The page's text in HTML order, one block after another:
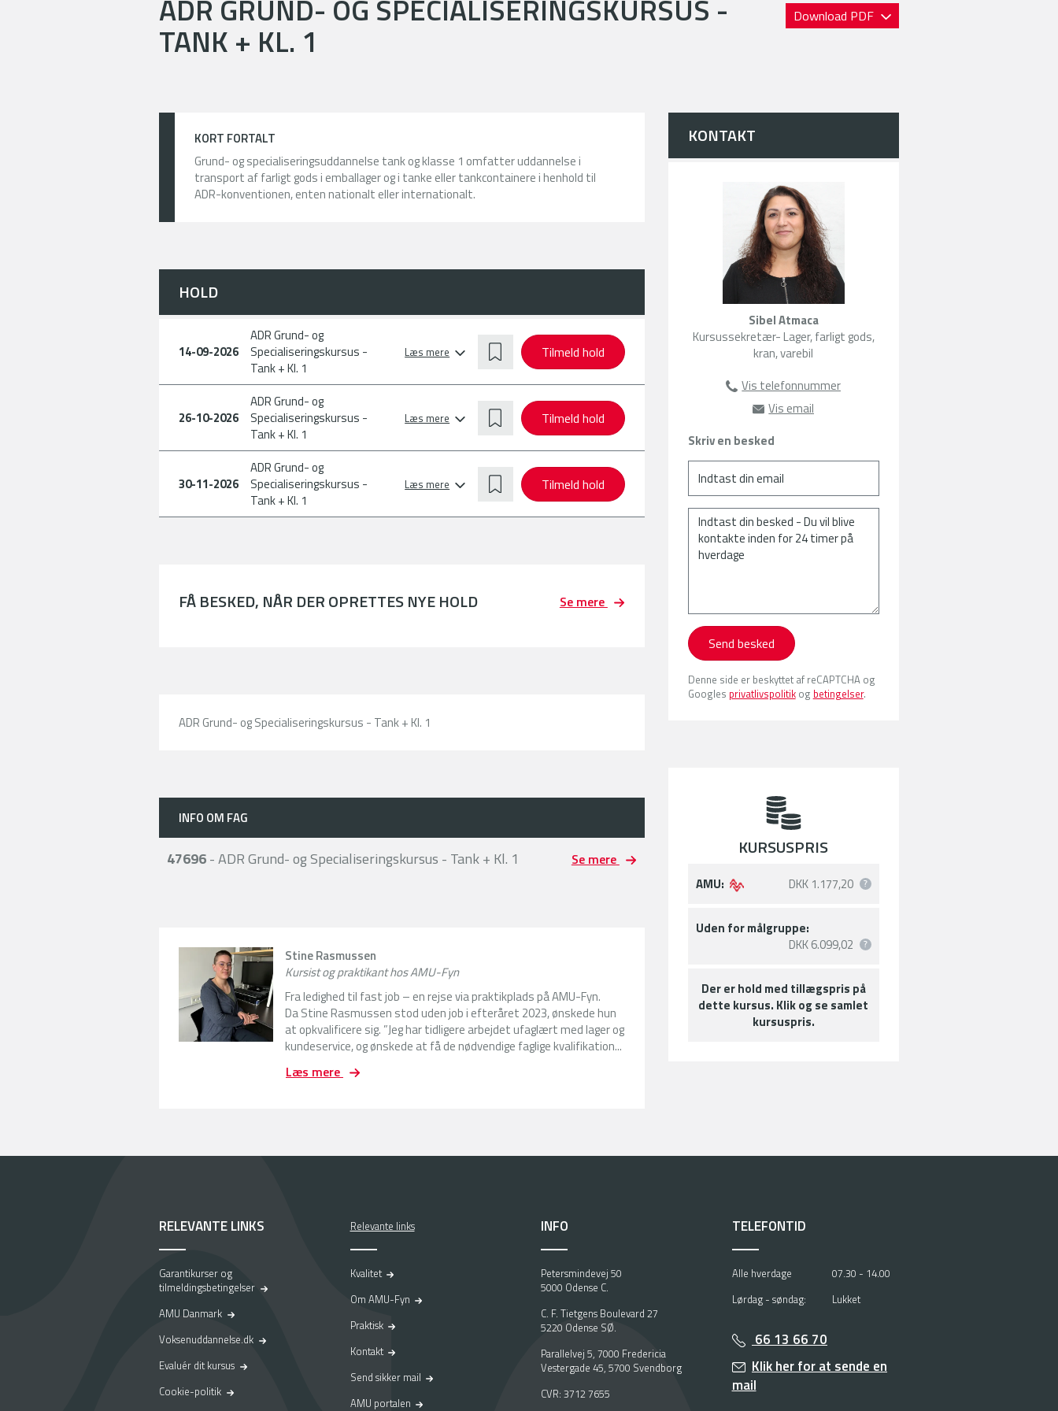
ADR GRUND- OG SPECIALISERINGSKURSUS -
TANK + KL. 1
Download PDF
KORT FORTALT
Grund- og specialiseringsuddannelse tank og klasse 1 omfatter uddannelse i
transport af farligt gods i emballager og i tanke eller tankcontainere i henhold til
ADR-konventionen, enten nationalt eller internationalt.
HOLD
14-09-2026
ADR Grund- og
Specialiseringskursus -
Tank + Kl. 1
Læs mere Tilmeld hold
26-10-2026
ADR Grund- og
Specialiseringskursus -
Tank + Kl. 1
Læs mere Tilmeld hold
30-11-2026
ADR Grund- og
Specialiseringskursus -
Tank + Kl. 1
Læs mere Tilmeld hold
FÅ BESKED, NÅR DER OPRETTES NYE HOLD Se mere
ADR Grund- og Specialiseringskursus - Tank + Kl. 1
INFO OM FAG
47696- ADR Grund- og Specialiseringskursus - Tank + Kl. 1 Se mere
Stine Rasmussen
Kursist og praktikant hos AMU-Fyn
Fra ledighed til fast job – en rejse via praktikplads på AMU-Fyn.
Da Stine Rasmussen stod uden job i efteråret 2023, ønskede hun
at opkvalificere sig. ”Jeg har tidligere arbejdet ufaglært med lager og
kundeservice, og ønskede at få de nødvendige faglige kvalifikation...
r
i
Læs mere
KONTAKT
Sibel Atmaca
Kursussekretær- Lager, farligt gods,
kran, varebil
Vis telefonnummer
63135385
Vis emailsat@amu-fyn.dk
Skriv en besked
Send besked
Denne side er beskyttet af reCAPTCHA og
Googles privatlivspolitikog betingelser.
KURSUSPRIS
AMU: DKK 1.177,20
Uden for målgruppe:
DKK 6.099,02
Der er hold med tillægspris på
dette kursus. Klik og se samlet
kursuspris.
RELEVANTE LINKS
Garantikurser og
tilmeldingsbetingelser
AMU Danmark
Voksenuddannelse.dk
Evaluér dit kursus
Cookie-politik
Relevante links
Kvalitet
Om AMU-Fyn
Praktisk
Kontakt
Send sikker mail
AMU portalen
INFO
Petersmindevej 50
5000 Odense C.
C. F. Tietgens Boulevard 27
5220 Odense SØ.
Parallelvej 5, 7000 Fredericia
Vestergade 45, 5700 Svendborg
CVR: 3712 7655
TELEFONTID
Alle hverdage
07.30 - 14.00
Lørdag - søndag:
Lukket
66 13 66 70
Klik her for at sende en
mail